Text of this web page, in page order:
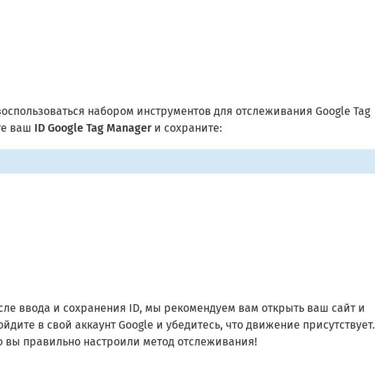
набором инструментов для отслеживания Google Tag
ваш ID Google Tag Managerи сохраните:
ввода и сохранения ID, мы рекомендуем вам открыть ваш сайт и
в свой аккаунт Google и убедитесь, что движение присутствует.
правильно настроили метод отслеживания!